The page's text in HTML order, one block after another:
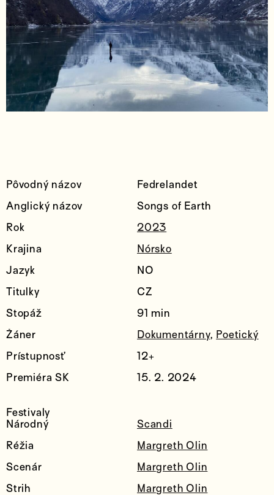
Pôvodný názov
Fedrelandet
Anglický názov
Songs of Earth
Rok
2023
Krajina
Nórsko
Jazyk
NO
Titulky
CZ
Stopáž
91 min
Žáner
Dokumentárny, Poetický
Prístupnosť
12+
Premiéra SK
15. 2. 2024
Festivaly
Národný
Scandi
Réžia
Margreth Olin
Scenár
Margreth Olin
Strih
Margreth Olin